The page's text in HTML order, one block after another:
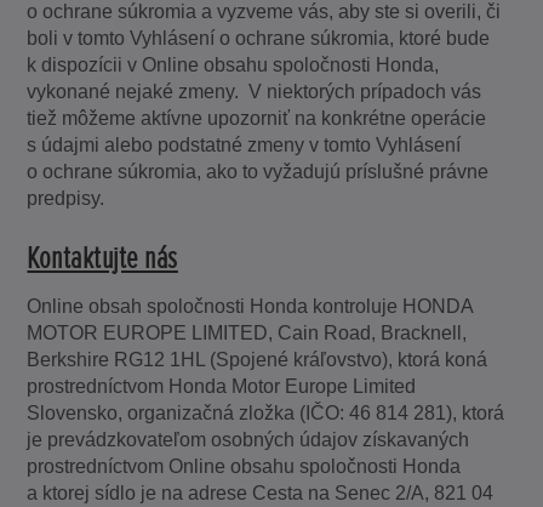
o ochrane súkromia a vyzveme vás, aby ste si overili, či
boli v tomto Vyhlásení o ochrane súkromia, ktoré bude
k dispozícii v Online obsahu spoločnosti Honda,
vykonané nejaké zmeny. V niektorých prípadoch vás
tiež môžeme aktívne upozorniť na konkrétne operácie
s údajmi alebo podstatné zmeny v tomto Vyhlásení
o ochrane súkromia, ako to vyžadujú príslušné právne
predpisy.
Kontaktujte nás
Online obsah spoločnosti Honda kontroluje HONDA
MOTOR EUROPE LIMITED, Cain Road, Bracknell,
Berkshire RG12 1HL (Spojené kráľovstvo), ktorá koná
prostredníctvom Honda Motor Europe Limited
Slovensko, organizačná zložka (IČO: 46 814 281), ktorá
je prevádzkovateľom osobných údajov získavaných
prostredníctvom Online obsahu spoločnosti Honda
a ktorej sídlo je na adrese Cesta na Senec 2/A, 821 04